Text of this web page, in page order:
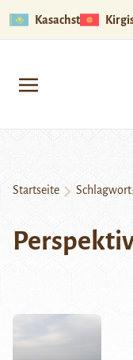
Kasachstan
Startseite Schlagwort: